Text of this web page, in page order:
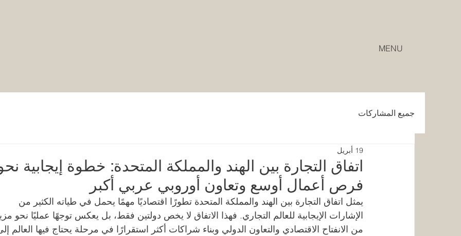
MENU
جميع المشاركات
اتفاق التجارة بين الهند والمملكة المتحدة: خطوة إيجابية
فرص أعمال أوسع وتعاون أوروبي عربي أكبر
19 أبريل
يمثل اتفاق التجارة بين الهند والمملكة المتحدة تطورًا اقتصاديًا مهمًا يحمل في طياته الكثير من
الإشارات الإيجابية للعالم التجاري. فهذا الاتفاق لا يخص دولتين فقط، بل يعكس توجهًا عمليًا نحو
من الانفتاح الاقتصادي والتعاون الدولي وبناء شراكات أكثر استقرارًا في مرحلة يحتاج فيها العالم